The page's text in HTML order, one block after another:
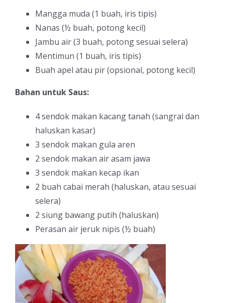
Mangga muda (1 buah, iris tipis)
Nanas (½ buah, potong kecil)
Jambu air (3 buah, potong sesuai selera)
Mentimun (1 buah, iris tipis)
Buah apel atau pir (opsional, potong kecil)
Bahan untuk Saus:
4 sendok makan kacang tanah (sangrai dan
haluskan kasar)
3 sendok makan gula aren
2 sendok makan air asam jawa
3 sendok makan kecap ikan
2 buah cabai merah (haluskan, atau sesuai
selera)
2 siung bawang putih (haluskan)
Perasan air jeruk nipis (½ buah)